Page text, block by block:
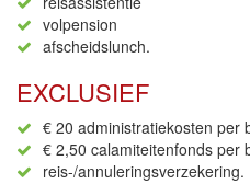
volpension
afscheidslunch.
EXCLUSIEF
€ 20 administratiekosten per
€ 2,50 calamiteitenfonds per
reis-/annuleringsverzekering.